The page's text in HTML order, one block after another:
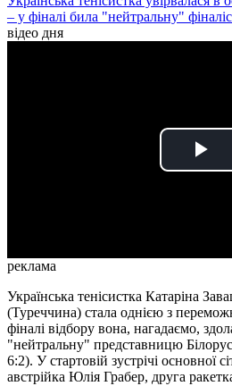
– у фіналі била "нейтральну"
відео дня
реклама
Українська тенісистка Катаріна
(Туреччина) стала однією з
фіналі відбору вона, нагадаємо,
"нейтральну" представницю
6:2). У стартовій зустрічі основної
австрійка Юлія Грабер, друга